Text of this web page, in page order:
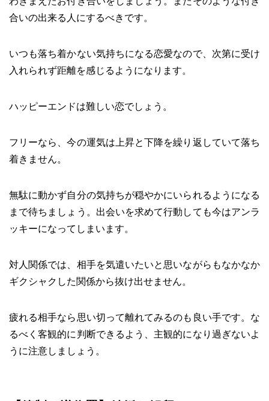
合いの出来る人にするべきです。
いつも落ち着かない気持ちになる恋愛なので、次第に受け
入れられず距離を感じるようになります。
ハッピーエンドは難しい恋でしょう。
フリーなら、今の運気は上昇と下降を繰り返していて落ち
着きません。
無駄に動かず自分の気持ちが穏やかにいられるようになる
まで待ちましょう。出会いを求めて行動しても今はアンラ
ッキーになってしまいます。
対人関係では、相手を気遣いたいと思いながらもなかなか
ギクシャクした関係から抜け出せません。
疲れる相手なら思い切って離れてみるのも良い手です。な
るべく客観的に判断できるよう、主観的になり過ぎないよ
うに注意しましょう。